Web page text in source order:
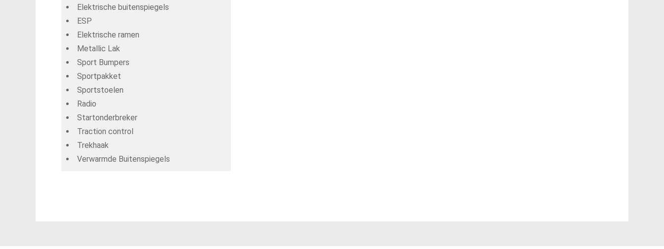
Elektrische buitenspiegels
ESP
Elektrische ramen
Metallic Lak
Sport Bumpers
Sportpakket
Sportstoelen
Radio
Startonderbreker
Traction control
Trekhaak
Verwarmde Buitenspiegels